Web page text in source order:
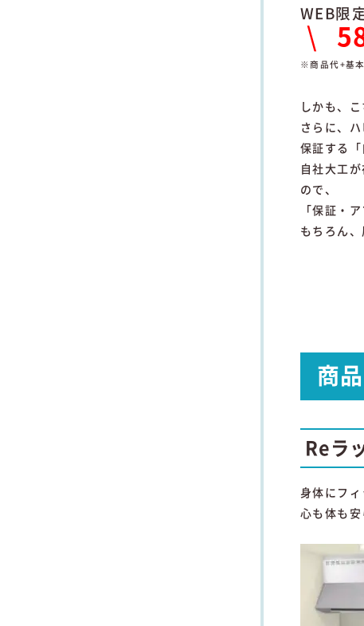
WEB限
\
※商品代+基
しかも、
さらに、
保証する
自社大工
ので、
「保証・
もちろん
商
Reラ
身体にフ
心も体も安